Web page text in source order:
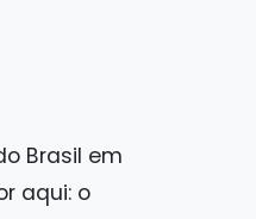
Brasil em
aqui: o